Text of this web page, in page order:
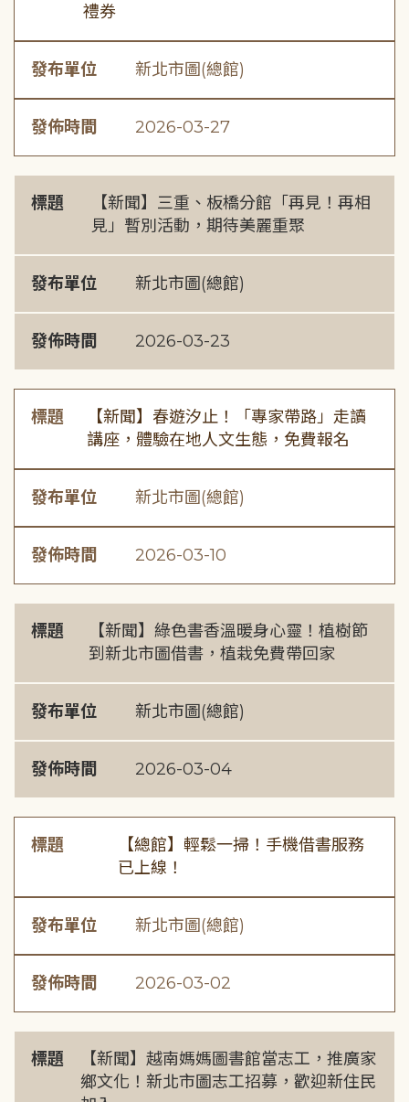
禮券
發布單位 新北市圖(總館)
發佈時間 2026-03-27
標題
【新聞】三重、板橋分館「再見！再相
見」暫別活動，期待美麗重聚
發布單位 新北市圖(總館)
發佈時間 2026-03-23
標題
【新聞】春遊汐止！「專家帶路」走讀
講座，體驗在地人文生態，免費報名
發布單位 新北市圖(總館)
發佈時間 2026-03-10
標題
【新聞】綠色書香溫暖身心靈！植樹節
到新北市圖借書，植栽免費帶回家
發布單位 新北市圖(總館)
發佈時間 2026-03-04
標題
【總館】輕鬆一掃！手機借書服務
已上線！
發布單位 新北市圖(總館)
發佈時間 2026-03-02
標題
【新聞】越南媽媽圖書館當志工，推廣家
鄉文化！新北市圖志工招募，歡迎新住民